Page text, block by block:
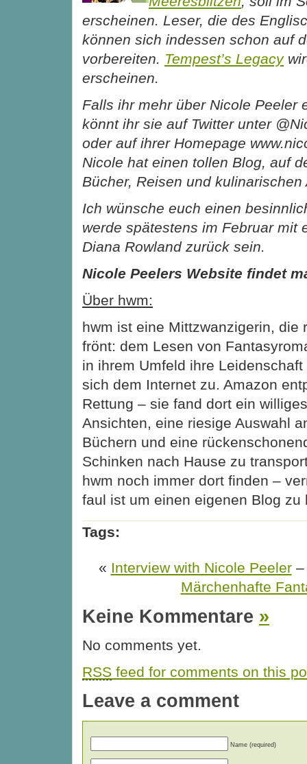
erscheinen. Leser, die des
können sich indessen schon auf
vorbereiten. Tempest’s Legacy
erscheinen.
Falls ihr mehr über Nicole Peeler
könnt ihr sie auf Twitter unter
oder auf ihrer Homepage
Nicole hat einen tollen Blog, auf
Bücher, Reisen und
Ich wünsche euch einen
werde spätestens im Februar mit
Diana Rowland zurück sein.
Nicole Peelers Website findet
Über hwm:
hwm ist eine Mittzwanzigerin, die
frönt: dem Lesen von
in ihrem Umfeld ihre
sich dem Internet zu. Amazon
Rettung – sie fand dort ein
Ansichten, eine riesige Auswahl
Büchern und eine
Schinken nach Hause zu
hwm noch immer dort finden –
faul ist um einen eigenen Blog zu
Tags:
« Interview with Nicole Peeler
Märchenhafte
Keine Kommentare »
No comments yet.
RSS feed for comments on this
Leave a comment
Name (required)